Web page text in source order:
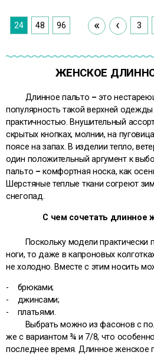
24 48 96 « ‹ 3
ЖЕНСКОЕ
Длинное пальто –это
популярность такой верхней одежды
практичностью. Внушительный
скрытых кнопках, молнии, на
поясе на запах. В изделии тепло,
один положительный аргумент к
пальто –комфортная носка, как
Шерстяные теплые ткани согреют
снегопад.
С чем сочетать длинное
Поскольку модели практически
ноги, то даже в капроновых
не холодно. Вместе с этим носить
- брюками;
- джинсами;
- платьями.
Выбрать можно из фасонов с
же с вариантом ¾ и 7/8, что
последнее время. Длинное женское